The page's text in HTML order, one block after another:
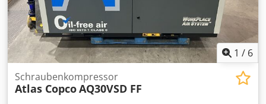
1 / 6
Schraubenkompressor
Atlas CopcoAQ30VSD FF